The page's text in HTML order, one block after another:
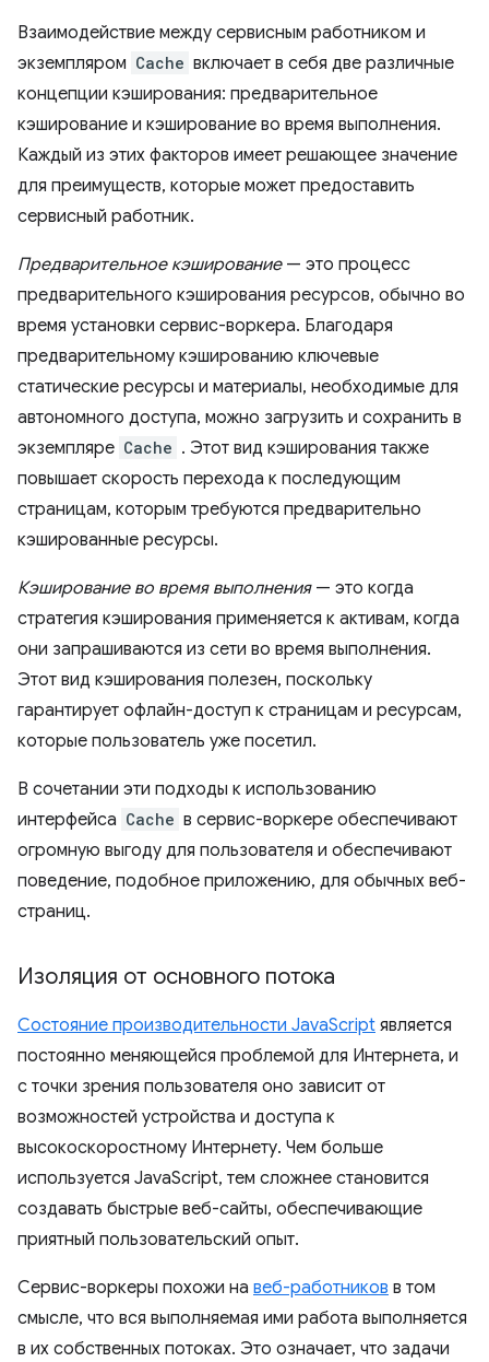
Взаимодействие между сервисным работником и
экземпляром Cache включает в себя две различные
концепции кэширования: предварительное
кэширование и кэширование во время выполнения.
Каждый из этих факторов имеет решающее значение
для преимуществ, которые может предоставить
сервисный работник.
Предварительное кэширование— это процесс
предварительного кэширования ресурсов, обычно во
время установки сервис-воркера. Благодаря
предварительному кэшированию ключевые
статические ресурсы и материалы, необходимые для
автономного доступа, можно загрузить и сохранить в
экземпляре Cache . Этот вид кэширования также
повышает скорость перехода к последующим
страницам, которым требуются предварительно
кэшированные ресурсы.
Кэширование во время выполнения— это когда
стратегия кэширования применяется к активам, когда
они запрашиваются из сети во время выполнения.
Этот вид кэширования полезен, поскольку
гарантирует офлайн-доступ к страницам и ресурсам,
которые пользователь уже посетил.
В сочетании эти подходы к использованию
интерфейса Cache в сервис-воркере обеспечивают
огромную выгоду для пользователя и обеспечивают
поведение, подобное приложению, для обычных веб-
страниц.
Изоляция от основного потока
Состояние производительности JavaScript является
постоянно меняющейся проблемой для Интернета, и
с точки зрения пользователя оно зависит от
возможностей устройства и доступа к
высокоскоростному Интернету. Чем больше
используется JavaScript, тем сложнее становится
создавать быстрые веб-сайты, обеспечивающие
приятный пользовательский опыт.
Сервис-воркеры похожи на веб-работников в том
смысле, что вся выполняемая ими работа выполняется
в их собственных потоках. Это означает, что задачи